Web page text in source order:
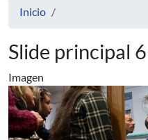
Inicio
Slide principal 6
Imagen